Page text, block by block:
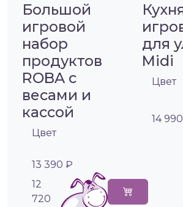
Большой
игровой
набор
продуктов
ROBA с
весами и
кассой
Цвет
13 390 ₽
12
720
для
Midi
Цвет
14